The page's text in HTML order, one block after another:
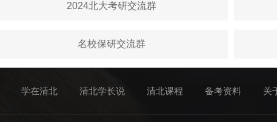
2024北大考研交流群
名校保研交流群
学在清北 清北学长说 清北课程 备考资料 关